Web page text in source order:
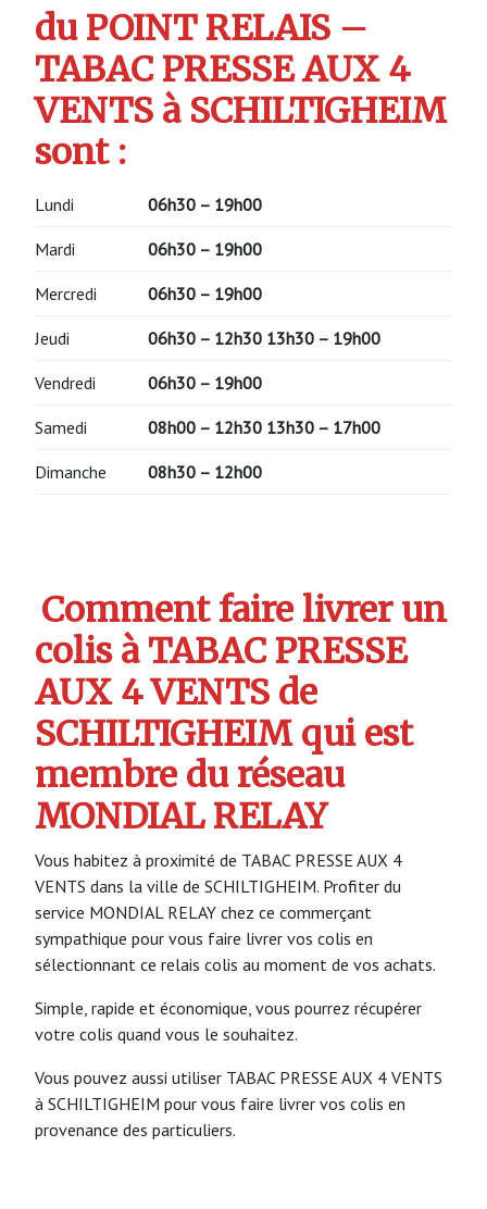
du POINT RELAIS –
TABAC PRESSE AUX 4
VENTS à SCHILTIGHEIM
sont :
Lundi 06h30 – 19h00
Mardi 06h30 – 19h00
Mercredi 06h30 – 19h00
Jeudi 06h30 – 12h30 13h30 – 19h00
Vendredi 06h30 – 19h00
Samedi 08h00 – 12h30 13h30 – 17h00
Dimanche 08h30 – 12h00
Comment faire livrer un
colis à TABAC PRESSE
AUX 4 VENTS de
SCHILTIGHEIM qui est
membre du réseau
MONDIAL RELAY
Vous habitez à proximité de TABAC PRESSE AUX 4
VENTS dans la ville de SCHILTIGHEIM. Profiter du
service MONDIAL RELAY chez ce commerçant
sympathique pour vous faire livrer vos colis en
sélectionnant ce relais colis au moment de vos achats.
Simple, rapide et économique, vous pourrez récupérer
votre colis quand vous le souhaitez.
Vous pouvez aussi utiliser TABAC PRESSE AUX 4 VENTS
à SCHILTIGHEIM pour vous faire livrer vos colis en
provenance des particuliers.